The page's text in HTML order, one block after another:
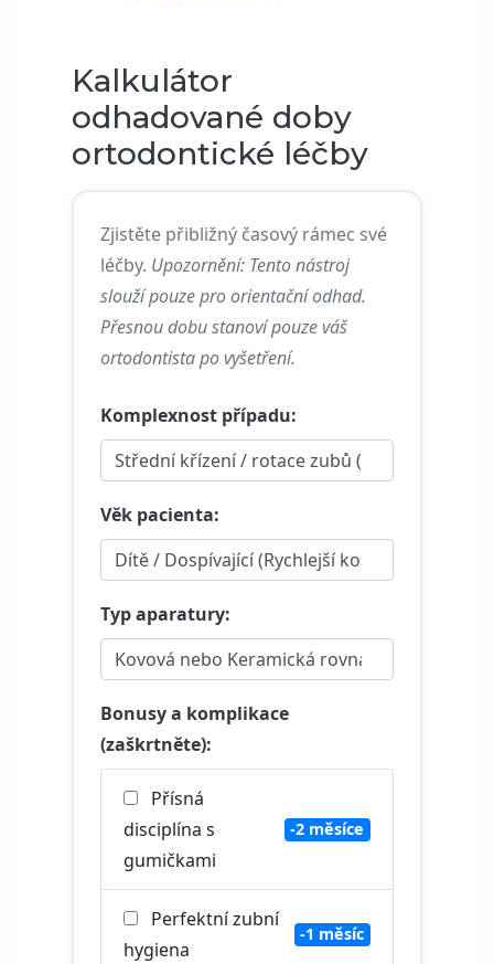
Kalkulátor
odhadované doby
ortodontické léčby
Zjistěte přibližný časový rámec své
léčby. Upozornění: Tento nástroj
slouží pouze pro orientační odhad.
Přesnou dobu stanoví pouze váš
ortodontista po vyšetření.
Komplexnost případu:
Věk pacienta:
Typ aparatury:
Bonusy a komplikace
(zaškrtněte):
Přísná
disciplína s
gumičkami
-2 měsíce
Perfektní zubní
hygiena
-1 měsíc